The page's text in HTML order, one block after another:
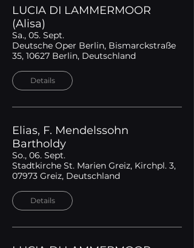
LUCIA DI LAMMERMOOR
(Alisa)
Sa., 05. Sept.
Deutsche Oper Berlin, Bismarckstraße
35, 10627 Berlin, Deutschland
Details
Elias, F. Mendelssohn
Bartholdy
So., 06. Sept.
Stadtkirche St. Marien Greiz, Kirchpl. 3,
07973 Greiz, Deutschland
Details